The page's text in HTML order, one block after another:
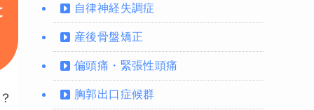
自律神経失調症
産後骨盤矯正
偏頭痛・緊張性頭痛
胸郭出口症候群